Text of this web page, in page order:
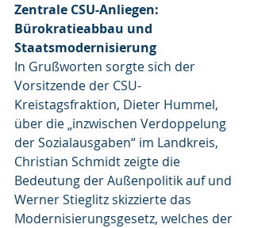
Zentrale CSU-Anliegen:
Bürokratieabbau und
Staatsmodernisierung
In Grußworten sorgte sich der
Vorsitzende der CSU-
Kreistagsfraktion, Dieter Hummel,
über die „inzwischen Verdoppelung
der Sozialausgaben“ im Landkreis,
Christian Schmidt zeigte die
Bedeutung der Außenpolitik auf und
Werner Stieglitz skizzierte das
Modernisierungsgesetz, welches der